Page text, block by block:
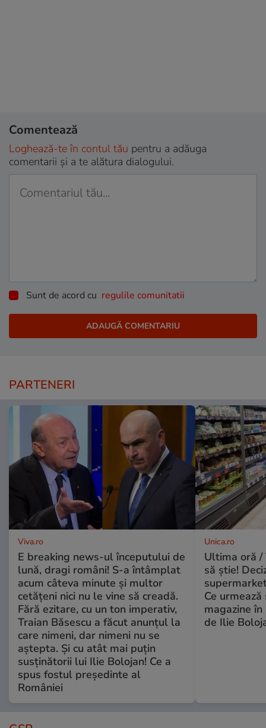
Comentează
Loghează-te în contul tău pentru a adăuga
comentarii și a te alătura dialogului.
Sunt de acord cu regulile comunitatii
PARTENERI
Viva.ro
E breaking news-ul începutului de
lună, dragi români! S-a întâmplat
acum câteva minute și multor
cetățeni nici nu le vine să creadă.
Fără ezitare, cu un ton imperativ,
Traian Băsescu a făcut anunțul la
care nimeni, dar nimeni nu se
aștepta. Și cu atât mai puțin
susținătorii lui Ilie Bolojan! Ce a
spus fostul președinte al
României
Unica.ro
Ultima oră /
să știe!
Ce
magazine
de Ilie